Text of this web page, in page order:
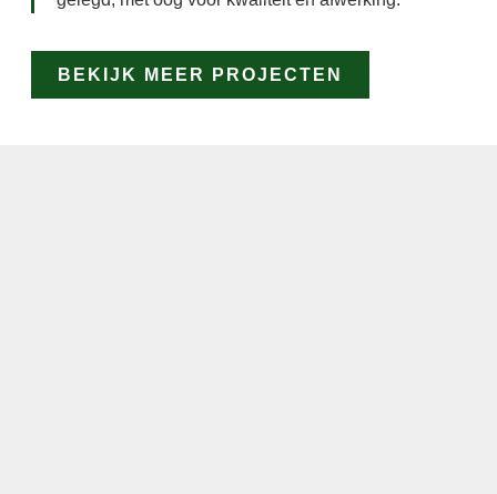
BEKIJK MEER PROJECTEN